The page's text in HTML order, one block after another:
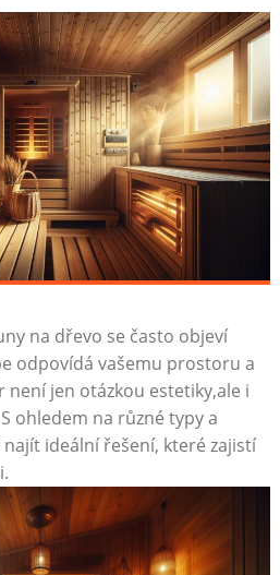
na dřevo se často objeví
odpovídá vašemu prostoru a
jen otázkou estetiky,ale i
ohledem na různé typy a
ideální řešení, které zajistí